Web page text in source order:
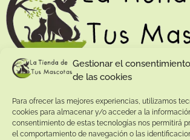
Gestionar el consentimiento
de las cookies
Para ofrecer las mejores experiencias, utilizamos
cookies para almacenar y/o acceder a la
consentimiento de estas tecnologías nos permitirá
el comportamiento de navegación o las
Contacto:
Dirección:
Calle Pepe Jiménez 19, Rute, 14950
Teléfono: